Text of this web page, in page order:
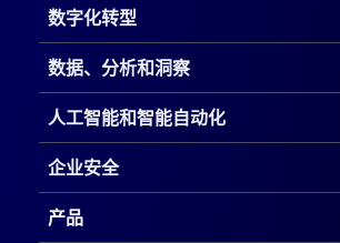
数字化转型
数据、分析和洞察
人工智能和智能自动化
企业安全
产品